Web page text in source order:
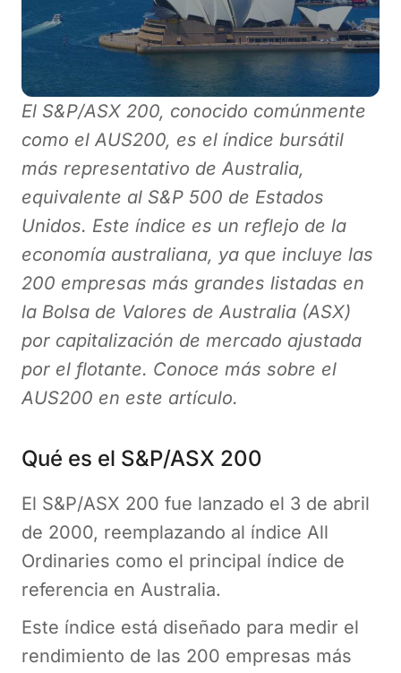
El S&P/ASX 200, conocido comúnmente
como el AUS200, es el índice bursátil
más representativo de Australia,
equivalente al S&P 500 de Estados
Unidos. Este índice es un reflejo de la
economía australiana, ya que incluye las
200 empresas más grandes listadas en
la Bolsa de Valores de Australia (ASX)
por capitalización de mercado ajustada
por el flotante. Conoce más sobre el
AUS200 en este artículo.
Qué es el S&P/ASX 200
El S&P/ASX 200 fue lanzado el 3 de abril
de 2000, reemplazando al índice All
Ordinaries como el principal índice de
referencia en Australia.
Este índice está diseñado para medir el
rendimiento de las 200 empresas más